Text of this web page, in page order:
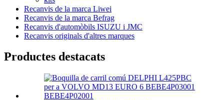
Recanvis de la marca Liwei
Recanvis de la marca Befrag
Recanvis d'automòbils ISUZU i JMC
Recanvis originals d'altres marques
Productes destacats